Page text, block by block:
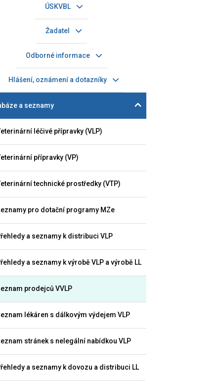
ÚSKVBL
Žadatel
Odborné informace
Hlášení, oznámení a dotazníky
a seznamy
léčivé přípravky (VLP)
přípravky (VP)
technické prostředky (VTP)
pro dotační programy MZe
a seznamy k distribuci VLP
a seznamy k výrobě VLP a výrobě LL
prodejců VVLP
lékáren s dálkovým výdejem VLP
stránek s nelegální nabídkou VLP
a seznamy k dovozu a distribuci LL